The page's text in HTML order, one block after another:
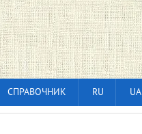
СПРАВОЧНИК RU UA